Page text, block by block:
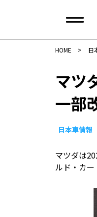
HOME > 日
マツ
一部
日本車情報​
マツダは
ルド・カ